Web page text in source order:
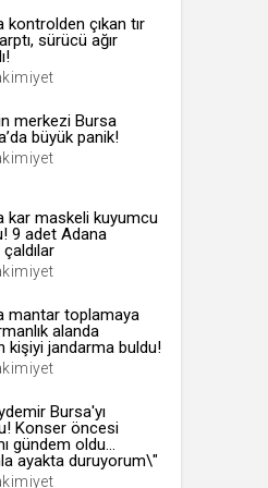
kontrolden çıkan tır
sürücü ağır
merkezi Bursa
büyük panik!
kar maskeli kuyumcu
9 adet Adana
mantar toplamaya
alanda
kişiyi jandarma buldu!
Bursa'yı
Konser öncesi
gündem oldu...
ayakta duruyorum\"